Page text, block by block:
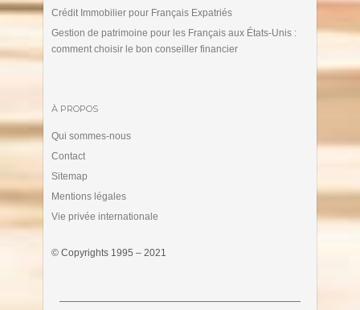
Crédit Immobilier pour Français Expatriés
Gestion de patrimoine pour les Français aux États-Unis :
comment choisir le bon conseiller financier
À PROPOS
Qui sommes-nous
Contact
Sitemap
Mentions légales
Vie privée internationale
© Copyrights 1995 – 2021